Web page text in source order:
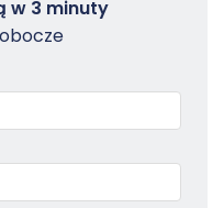
oligopolu jest
konkurentów.
oligopolu jest rynek
kilku globalnych
w 3 minuty